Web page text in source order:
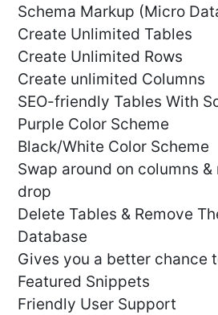
Schema Markup (Micro
Create Unlimited Tables
Create Unlimited Rows
Create unlimited Columns
SEO-friendly Tables With
Purple Color Scheme
Black/White Color Scheme
Swap around on columns &
drop
Delete Tables & Remove
Database
Gives you a better chance
Featured Snippets
Friendly User Support